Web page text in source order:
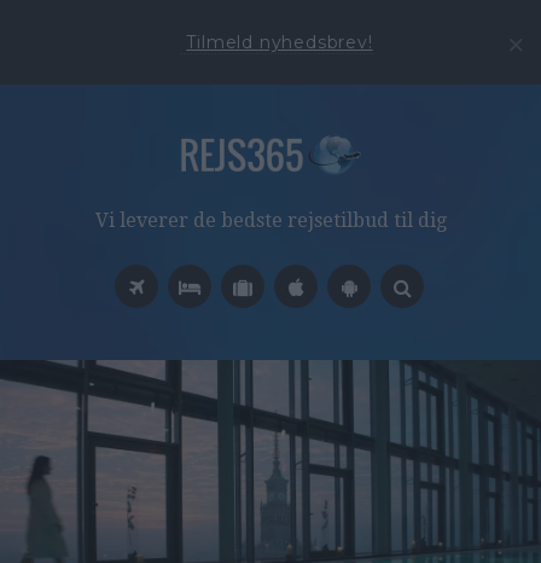
Tilmeld nyhedsbrev!
Vi leverer de bedste rejsetilbud til dig